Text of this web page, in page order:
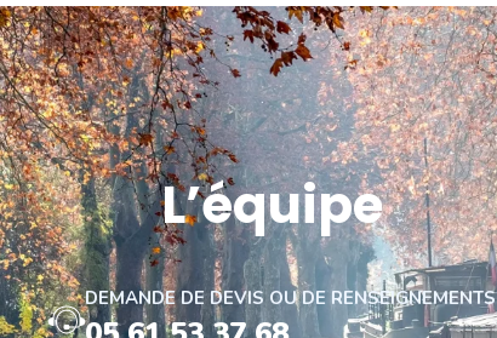
L’équipe
DEMANDE DE DEVIS OU DE RENSEIGNEMENTS